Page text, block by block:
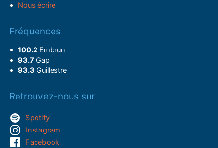
Nous écrire
Fréquences
100.2Embrun
93.7 Gap
93.3 Guillestre
Retrouvez-nous sur
Spotify
Instagram
Facebook